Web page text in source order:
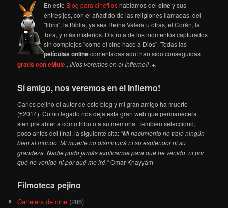
En este Blog para cinéfiloshablamos delciney sus
entresijos, con el añadido de las religiones llamadas, del
"libro", la Biblia, ya sea Reina Valera u otras, el Corán, la
Torá, y más misterios. Disfruta de los momentos capturados
sin complejos "como el cine hace a Dios". Todas las
películas onlinecomentadas aquí han sido conseguidas
gratis con eMule...¡Nos veremos en el Infierno!! .+.
Sí amigo, nos veremos en el Infierno!
Carlos pejino el autor de este blog y mi gran amigo ha muerto
(†2014). Como legado nos deja esta gran web que permanecerá
siempre abierta como tributo a su memoria. También seleccionó,
poco antes del final, la siguiente cita: "Mi nacimiento no trajo ningún
bien al mundo. Mi muerte no disminuirá ni su esplendor ni su
grandeza. Nadie pudo jamás explicarme para qué he venido, ni por
qué he venido ni por qué me iré."Omar Khayyám
Filmoteca pejino
Cartelera de cine (286)